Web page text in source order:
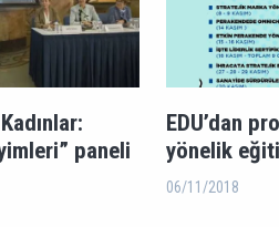
paneli
EDU’dan
yönelik
06/11/2018